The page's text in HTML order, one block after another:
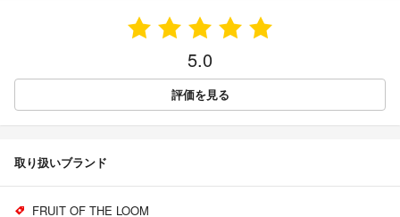
5.0
評価を見る
取り扱いブランド
FRUIT OF THE LOOM